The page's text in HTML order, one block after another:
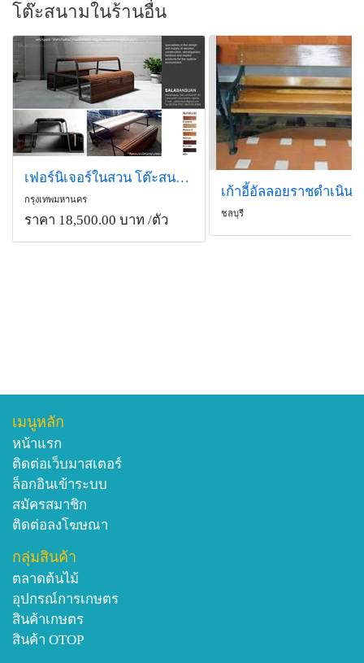
โต๊ะสนามในร้านอื่น
เฟอร์นิเจอร์ในสวน โต๊ะสนาม เฟอร์นิเจอร์สนาม
กรุงเทพมหานคร
ราคา 18,500.00 บาท /ตัว
เก้าอี้อัลลอยราชดำเนิน
ชลบุรี
เมนูหลัก
หน้าแรก
ติดต่อเว็บมาสเตอร์
ล็อกอินเข้าระบบ
สมัครสมาชิก
ติดต่อลงโฆษณา
กลุ่มสินค้า
ตลาดต้นไม้
อุปกรณ์การเกษตร
สินค้าเกษตร
สินค้า OTOP